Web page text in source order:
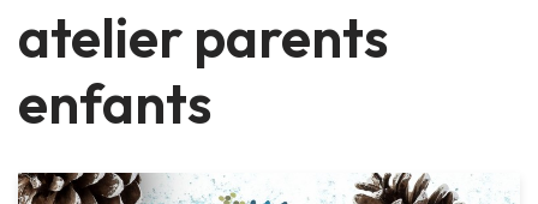
atelier parents
enfants